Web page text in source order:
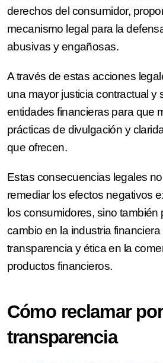
derechos del consumidor,
mecanismo legal para la
abusivas y engañosas.
A través de estas acciones
una mayor justicia contractual y
entidades financieras para que
prácticas de divulgación y
que ofrecen.
Estas consecuencias legales
remediar los efectos negativos
los consumidores, sino también
cambio en la industria
transparencia y ética en la
productos financieros.
Cómo reclamar
transparencia